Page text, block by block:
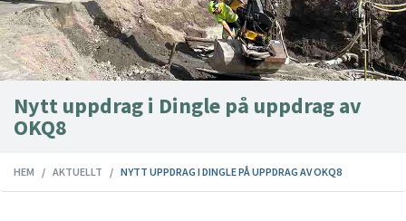
Nytt uppdrag i Dingle på uppdrag av
OKQ8
HEM AKTUELLT NYTT UPPDRAG I DINGLE PÅ UPPDRAG AV OKQ8